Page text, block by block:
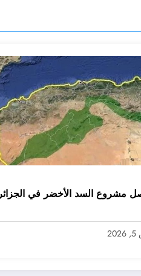
وصل مشروع السد الأخضر في الجزائر